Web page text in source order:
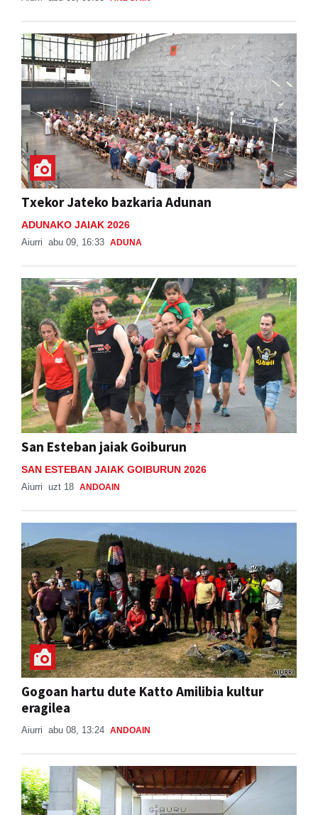
Txekor Jateko bazkaria Adunan
ADUNAKO JAIAK 2026
Aiurri abu 09, 16:33 ADUNA
San Esteban jaiak Goiburun
SAN ESTEBAN JAIAK GOIBURUN 2026
Aiurri uzt 18 ANDOAIN
Gogoan hartu dute Katto Amilibia kultur
eragilea
Aiurri abu 08, 13:24 ANDOAIN